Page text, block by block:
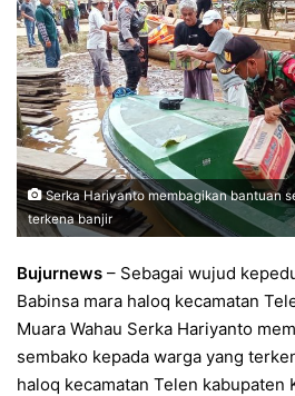
Serka Hariyanto membagikan bantuan
terkena banjir
Bujurnews – Sebagai wujud
Babinsa mara haloq kecamatan
Muara Wahau Serka Hariyanto
sembako kepada warga yang
haloq kecamatan Telen kabupaten